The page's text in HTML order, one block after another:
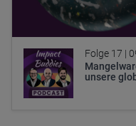
Folge 17 |
unsere